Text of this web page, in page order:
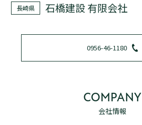
1
長崎県 石橋建設 有限会社
0956-46-1180
COMPANY
会社情報